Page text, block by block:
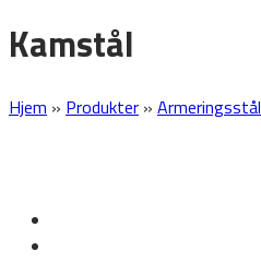
…
Kamstål
Hjem » Produkter » Armeringsstål